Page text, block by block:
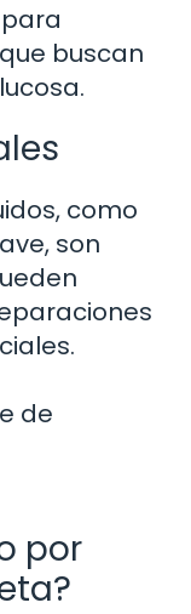
buscan
como
son
de
por